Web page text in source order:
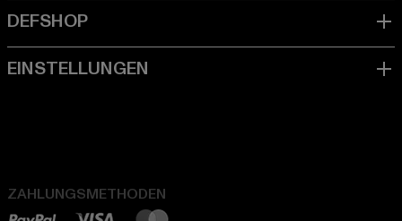
ZAHLUNGSMETHODEN